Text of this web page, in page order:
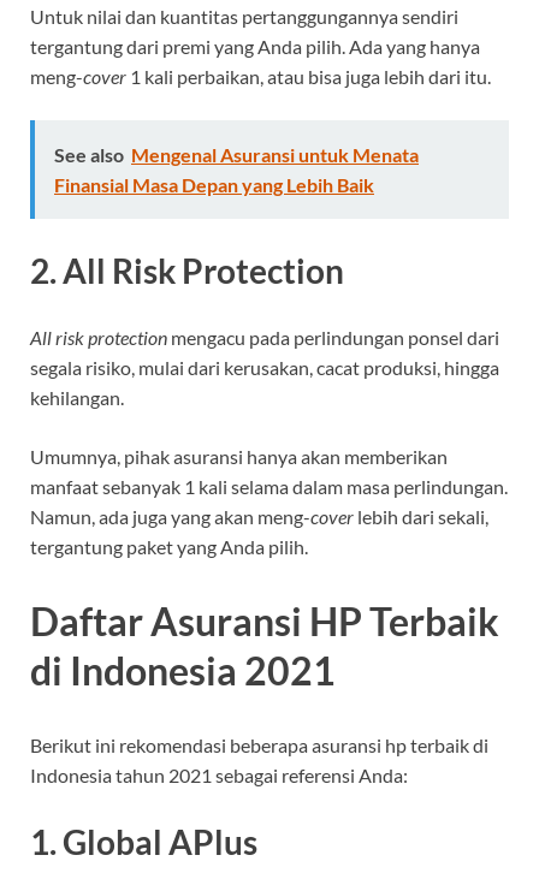
Untuk nilai dan kuantitas pertanggungannya sendiri
tergantung dari premi yang Anda pilih. Ada yang hanya
meng-cover 1 kali perbaikan, atau bisa juga lebih dari itu.
See also Mengenal Asuransi untuk Menata
Finansial Masa Depan yang Lebih Baik
2. All Risk Protection
All risk protection mengacu pada perlindungan ponsel dari
segala risiko, mulai dari kerusakan, cacat produksi, hingga
kehilangan.
Umumnya, pihak asuransi hanya akan memberikan
manfaat sebanyak 1 kali selama dalam masa perlindungan.
Namun, ada juga yang akan meng-cover lebih dari sekali,
tergantung paket yang Anda pilih.
Daftar Asuransi HP Terbaik
di Indonesia 2021
Berikut ini rekomendasi beberapa asuransi hp terbaik di
Indonesia tahun 2021 sebagai referensi Anda:
1. Global APlus